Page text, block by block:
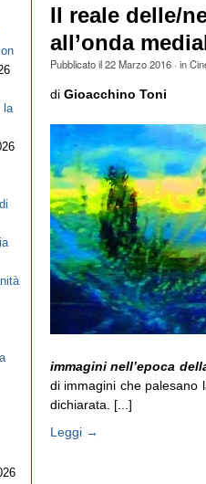
Il reale delle/
all’onda
Pubblicato il22 Marzo 2016· in
di Gioacchino Toni
immagini nell’epoca
di immagini che palesano
dichiarata. [...]
Leggi →
la